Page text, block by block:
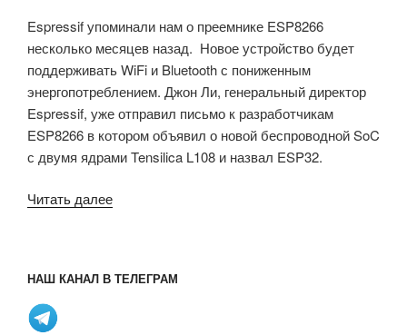
Espressif упоминали нам о преемнике ESP8266
несколько месяцев назад. Новое устройство будет
поддерживать WiFi и Bluetooth с пониженным
энергопотреблением. Джон Ли, генеральный директор
Espressif, уже отправил письмо к разработчикам
ESP8266 в котором объявил о новой беспроводной SoC
с двумя ядрами Tensilica L108 и назвал ESP32.
Читать далее«Espressif
SoC
НАШ КАНАЛ В ТЕЛЕГРАМ